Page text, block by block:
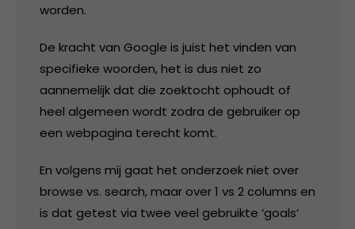
worden.
De kracht van Google is juist het vinden van
specifieke woorden, het is dus niet zo
aannemelijk dat die zoektocht ophoudt of
heel algemeen wordt zodra de gebruiker op
een webpagina terecht komt.
En volgens mij gaat het onderzoek niet over
browse vs. search, maar over 1 vs 2 columns en
is dat getest via twee veel gebruikte ‘goals’